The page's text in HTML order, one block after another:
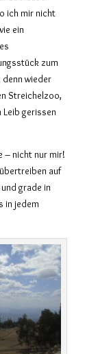
ich mir nicht
ein
zum
wieder
Streichelzoo,
gerissen
– nicht nur mir!
auf
grade in
in jedem